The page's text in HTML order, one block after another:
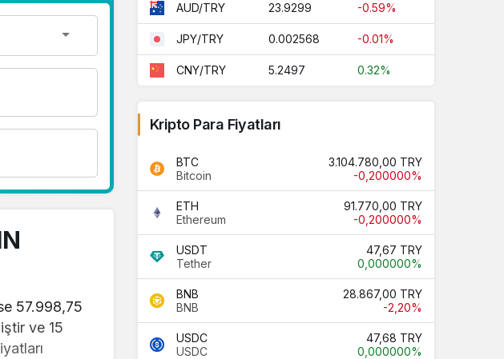
57.998,75
ve 15
AUD/TRY 23.9299 -0.59%
JPY/TRY 0.002568 -0.01%
CNY/TRY 5.2497 0.32%
Kripto Para Fiyatları
BTC
Bitcoin
3.104.780,00 TRY
-0,200000%
ETH
Ethereum
91.770,00 TRY
-0,200000%
USDT
Tether
47,67 TRY
0,000000%
BNB
BNB
28.867,00 TRY
-2,20%
USDC
USDC
47,68 TRY
0,000000%